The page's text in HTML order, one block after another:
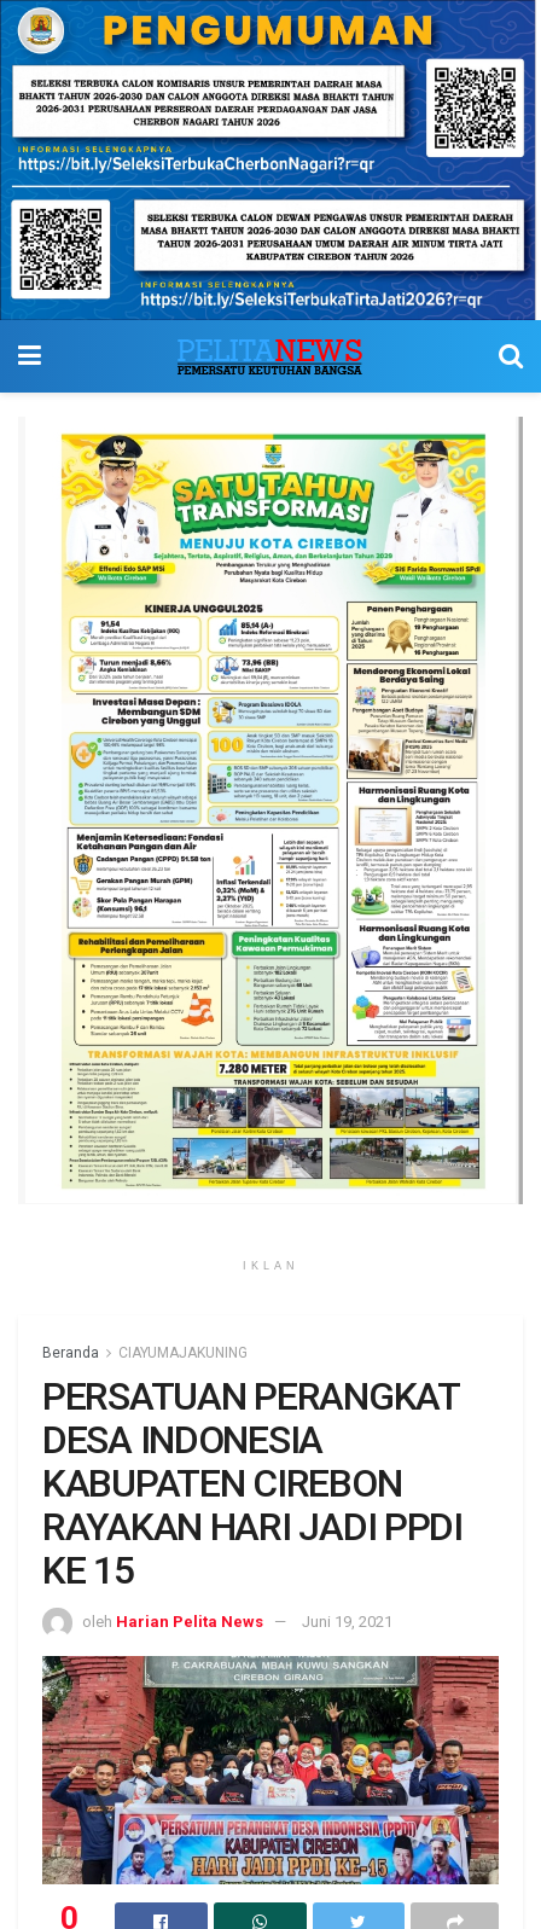
IKLAN
Beranda CIAYUMAJAKUNING
PERSATUAN PERANGKAT
DESA INDONESIA
KABUPATEN CIREBON
RAYAKAN HARI JADI PPDI
KE 15
oleh Harian Pelita News Juni 19, 2021
0